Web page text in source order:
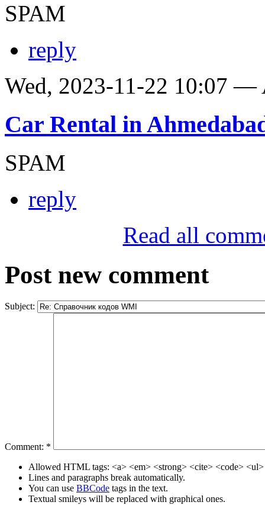
SPAM
reply
Wed, 2023-11-22 10:07 —
Car Rental in
SPAM
reply
Read all
Post new comment
Subject:
Comment: *
Allowed HTML tags: <a> <em> <strong> <cite> <code>
Lines and paragraphs break automatically.
You can use BBCode tags in the text.
Textual smileys will be replaced with graphical ones.